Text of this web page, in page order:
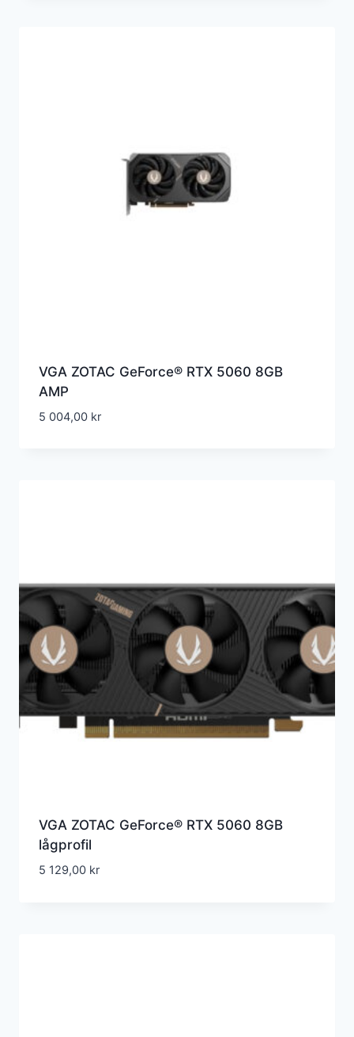
VGA ZOTAC GeForce® RTX 5060 8GB
AMP
5 004,00 kr
VGA ZOTAC GeForce® RTX 5060 8GB
lågprofil
5 129,00 kr